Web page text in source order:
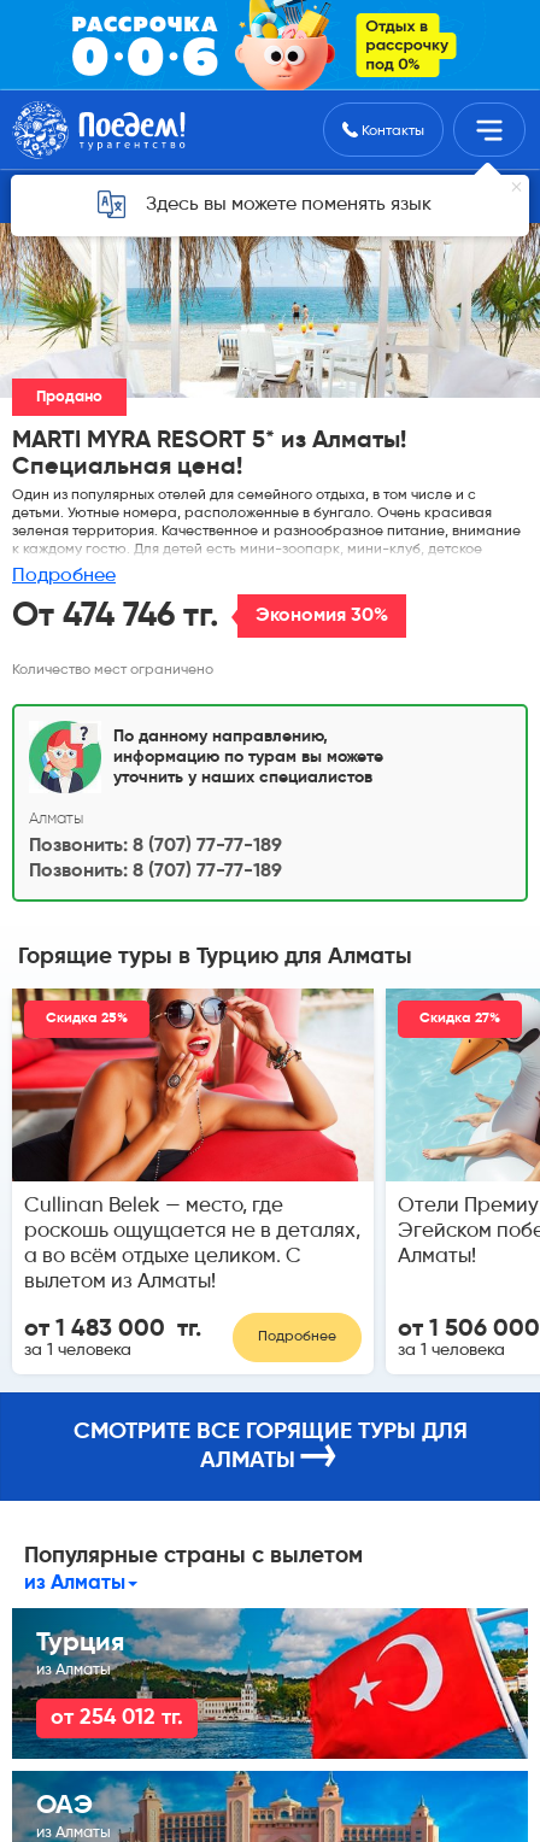
Поиск туровКонтакты
Здесь вы можете поменять язык
Горящие туры для Алматы
Продано
MARTI MYRA RESORT 5* из Алматы!
Специальная цена!
Один из популярных отелей для семейного отдыха, в том числе и с
детьми. Уютные номера, расположенные в бунгало. Очень красивая
зеленая территория. Качественное и разнообразное питание, внимание
к каждому гостю. Для детей есть мини-зоопарк, мини-клуб, детское
питание. В течение дня проводятся спортивные и развлекательные
мероприятия, вечером дискотека. Рекомендуем для семейного отдыха.
Подробнее
От 474 746 тг. Экономия 30%
Количество мест ограничено
По данному направлению,
информацию по турам вы можете
уточнить у наших специалистов
Алматы
Позвонить: 8 (707) 77-77-189
Позвонить: 8 (707) 77-77-189
Горящие туры в Турцию для Алматы
Скидка 25%
Cullinan Belek — место, где
роскошь ощущается не в деталях,
а во всём отдыхе целиком. С
вылетом из Алматы!
от 1 483 000 тг.
за 1 человека
Подробнее
Скидка 27%
Отели
Эгейском
Алматы!
от 1 506
за 1 человека
СМОТРИТЕ ВСЕ ГОРЯЩИЕ ТУРЫ ДЛЯ
АЛМАТЫ →
Популярные страны с вылетом
из Алматы
Турция
из Алматы
от 254 012 тг.
ОАЭ
из Алматы